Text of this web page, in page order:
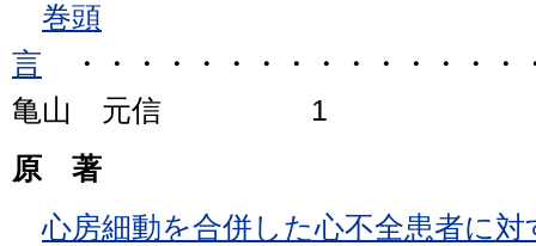
巻頭
言 ・・・・・・・・・・・・・・・
亀山 元信 1
原 著
心房細動を合併した心不全患者に